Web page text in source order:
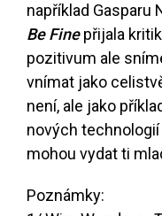
například Gasparu
Be Finepřijala
pozitivum ale
vnímat jako
není, ale jako
nových
mohou vydat ti
Poznámky: